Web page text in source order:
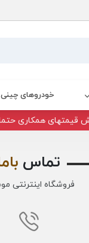
خودروهای چینی
قیمتهای همکاری
تماس
فروشگاه اینترنتی